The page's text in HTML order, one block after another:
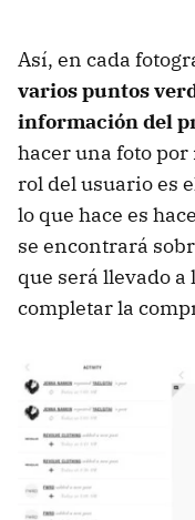
Así, en cada
varios puntos
información del
hacer una foto por
rol del usuario es
lo que hace es
se encontrará
que será llevado
completar la